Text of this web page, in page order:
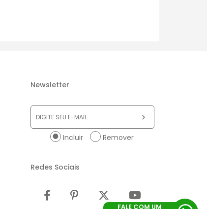
Newsletter
Incluir Remover
Redes Sociais
FALE COM UM